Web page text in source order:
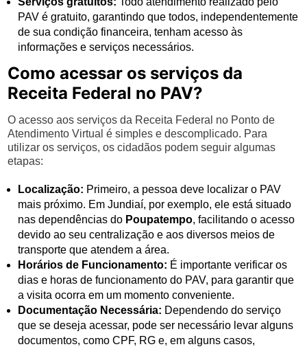
PAV é gratuito, garantindo que todos, independentemente
de sua condição financeira, tenham acesso às
informações e serviços necessários.
Como acessar os serviços da
Receita Federal no PAV?
O acesso aos serviços da Receita Federal no Ponto de
Atendimento Virtual é simples e descomplicado. Para
utilizar os serviços, os cidadãos podem seguir algumas
etapas:
Localização: Primeiro, a pessoa deve localizar o PAV
mais próximo. Em Jundiaí, por exemplo, ele está situado
nas dependências do Poupatempo, facilitando o acesso
devido ao seu centralização e aos diversos meios de
transporte que atendem a área.
Horários de Funcionamento: É importante verificar os
dias e horas de funcionamento do PAV, para garantir que
a visita ocorra em um momento conveniente.
Documentação Necessária: Dependendo do serviço
que se deseja acessar, pode ser necessário levar alguns
documentos, como CPF, RG e, em alguns casos,